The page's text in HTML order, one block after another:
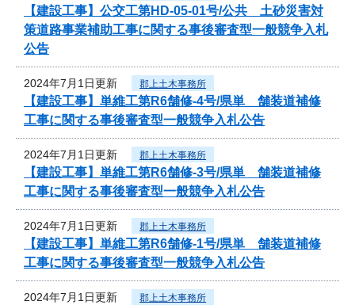
【建設工事】公交工第HD-05-01号/公共 土砂災害対
策道路事業補助工事に関する事後審査型一般競争入札
公告
2024年7月1日更新 郡上土木事務所
【建設工事】単維工第R6舗修-4号/県単 舗装道補修
工事に関する事後審査型一般競争入札公告
2024年7月1日更新 郡上土木事務所
【建設工事】単維工第R6舗修-3号/県単 舗装道補修
工事に関する事後審査型一般競争入札公告
2024年7月1日更新 郡上土木事務所
【建設工事】単維工第R6舗修-1号/県単 舗装道補修
工事に関する事後審査型一般競争入札公告
2024年7月1日更新 郡上土木事務所